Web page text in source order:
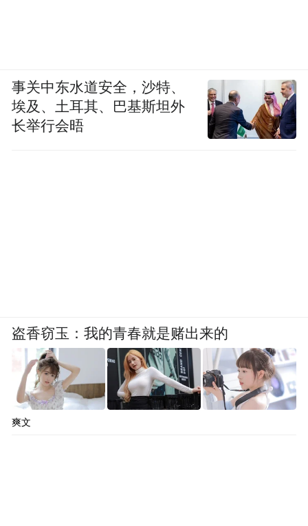
事关中东水道安全，沙特、
埃及、土耳其、巴基斯坦外
长举行会晤
盗香窃玉：我的青春就是赌出来的
爽文